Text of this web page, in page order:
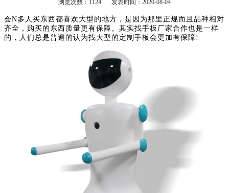
浏览次数：1124 发表时间：2020-08-04
会N多人买东西都喜欢大型的地方，是因为那里正规而且品种相对
齐全，购买的东西质量更有保障。其实找手板厂家合作也是一样
的，人们总是普遍的认为找大型的定制手板会更加有保障!